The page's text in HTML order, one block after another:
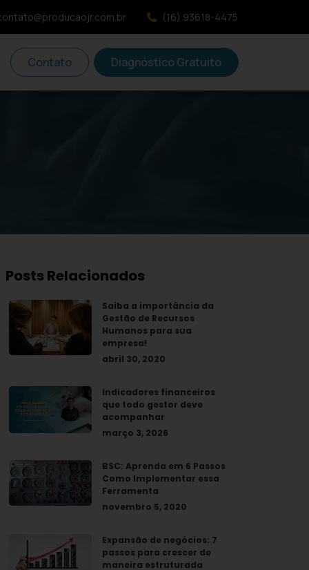
(16) 93618-4475
Contato Diagnóstico Gratuito
Posts Relacionados
Saiba a importância da
Gestão de Recursos
Humanos para sua
empresa!
abril 30, 2020
Indicadores financeiros
que todo gestor deve
acompanhar
março 3, 2026
BSC: Aprenda em 6 Passos
Como Implementar essa
Ferramenta
novembro 5, 2020
Expansão de negócios: 7
passos para crescer de
maneira estruturada